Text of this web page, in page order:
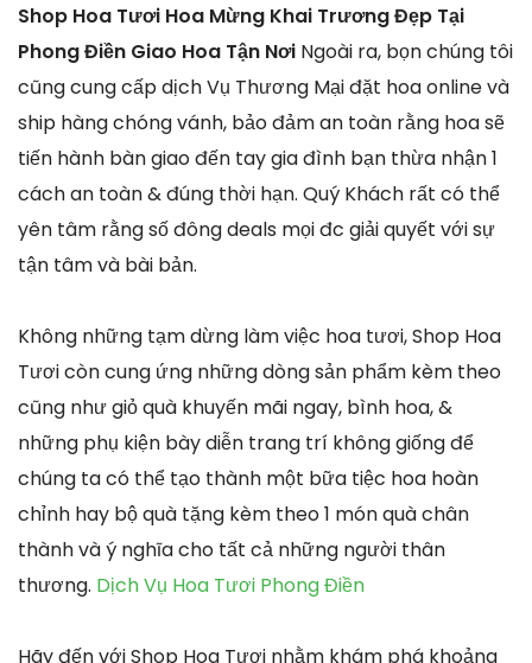
Shop Hoa Tươi Hoa Mừng Khai Trương Đẹp Tại
Phong Điền Giao Hoa Tận Nơi Ngoài ra, bọn chúng tôi
cũng cung cấp dịch Vụ Thương Mại đặt hoa online và
ship hàng chóng vánh, bảo đảm an toàn rằng hoa sẽ
tiến hành bàn giao đến tay gia đình bạn thừa nhận 1
cách an toàn & đúng thời hạn. Quý Khách rất có thể
yên tâm rằng số đông deals mọi đc giải quyết với sự
tận tâm và bài bản.
Không những tạm dừng làm việc hoa tươi, Shop Hoa
Tươi còn cung ứng những dòng sản phẩm kèm theo
cũng như giỏ quà khuyến mãi ngay, bình hoa, &
những phụ kiện bày diễn trang trí không giống để
chúng ta có thể tạo thành một bữa tiệc hoa hoàn
chỉnh hay bộ quà tặng kèm theo 1 món quà chân
thành và ý nghĩa cho tất cả những người thân
thương. Dịch Vụ Hoa Tươi Phong Điền
Hãy đến với Shop Hoa Tươi nhằm khám phá khoảng